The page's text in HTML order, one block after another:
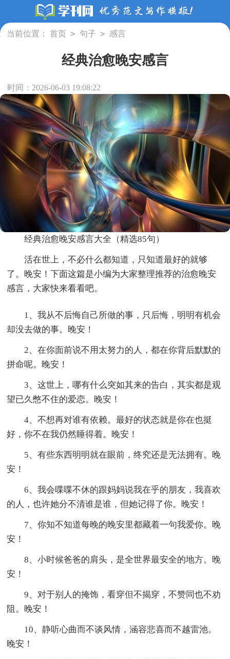
当前位置： 首页 > 句子 > 感言
经典治愈晚安感言
时间：2026-06-03 19:08:22
经典治愈晚安感言大全（精选85句）
活在世上，不必什么都知道，只知道最好的就够
了。晚安！下面这篇是小编为大家整理推荐的治愈晚安
感言，大家快来看看吧。
1、我从不后悔自己所做的事，只后悔，明明有机会
却没去做的事。晚安！
2、在你面前说不用太努力的人，都在你背后默默的
拼命呢。晚安！
3、这世上，哪有什么突如其来的告白，其实都是观
望已久憋不住的爱恋。晚安！
4、不想再对谁有依赖。最好的状态就是你在也挺
好，你不在我仍然睡得着。晚安！
5、有些东西明明就在眼前，终究还是无法拥有。晚
安！
6、我会喋喋不休的跟妈妈说我在乎的朋友，我喜欢
的人，也许她分不清谁是谁，但她记得了你。晚安！
7、你知不知道每晚的晚安里都藏着一句我爱你。晚
安！
8、小时候爸爸的肩头，是全世界最安全的地方。晚
安！
9、对于别人的掩饰，看穿但不揭穿，不赞同也不劝
阻。晚安！
10、静听心曲而不谈风情，涵容悲喜而不越雷池。
晚安！